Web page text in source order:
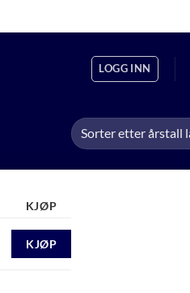
LOGG INN
KJØP
KJØP